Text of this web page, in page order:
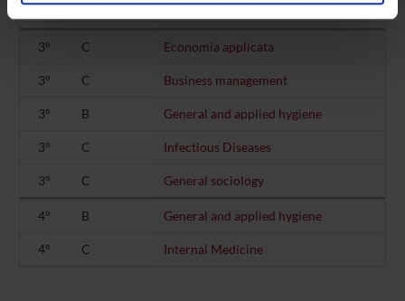
analizzare il nostro traffico. Condividiamo inoltre
nostri partner che si occupano di analisi dei dati web,
con altre informazioni che hai fornito loro o che hanno
raccolto dal tuo utilizzo dei loro servizi.
3° C Economia applicata
3° C Business management
3° B General and applied hygiene
3° C Infectious Diseases
3° C General sociology
4° B General and applied hygiene
4° C Internal Medicine